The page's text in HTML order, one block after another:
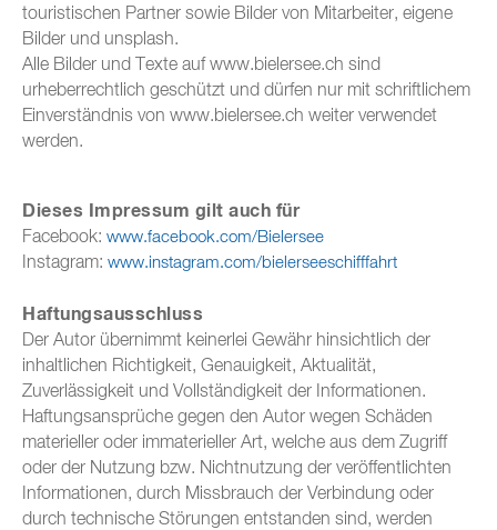
touristischen Partner sowie Bilder von Mitarbeiter, eigene
Bilder und unsplash.
Alle Bilder und Texte auf www.bielersee.ch sind
urheberrechtlich geschützt und dürfen nur mit schriftlichem
Einverständnis von www.bielersee.ch weiter verwendet
werden.
Dieses Impressum gilt auch für
Facebook: www.facebook.com/Bielersee
Instagram: www.instagram.com/bielerseeschifffahrt
Haftungsausschluss
Der Autor übernimmt keinerlei Gewähr hinsichtlich der
inhaltlichen Richtigkeit, Genauigkeit, Aktualität,
Zuverlässigkeit und Vollständigkeit der Informationen.
Haftungsansprüche gegen den Autor wegen Schäden
materieller oder immaterieller Art, welche aus dem Zugriff
oder der Nutzung bzw. Nichtnutzung der veröffentlichten
Informationen, durch Missbrauch der Verbindung oder
durch technische Störungen entstanden sind, werden